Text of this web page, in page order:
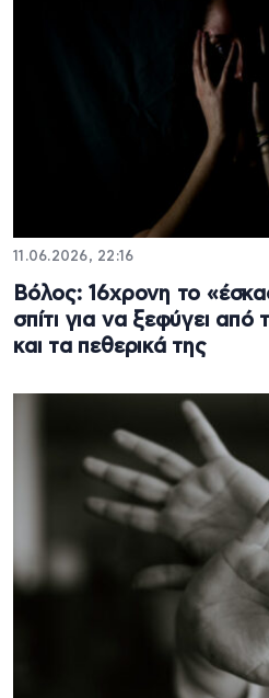
11.06.2026, 22:16
Βόλος: 16χρονη το
σπίτι για να ξεφύγει
και τα πεθερικά της